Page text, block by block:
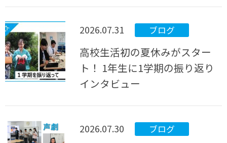
2026.07.31 ブログ
高校生活初の夏休みがスター
ト！ 1年生に1学期の振り返り
インタビュー
2026.07.30 ブログ